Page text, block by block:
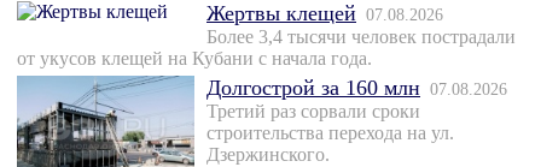
Жертвы клещей 07.08.2026
Более 3,4 тысячи человек пострадали
от укусов клещей на Кубани с начала года.
Долгострой за 160 млн 07.08.2026
Третий раз сорвали сроки
строительства перехода на ул.
Дзержинского.